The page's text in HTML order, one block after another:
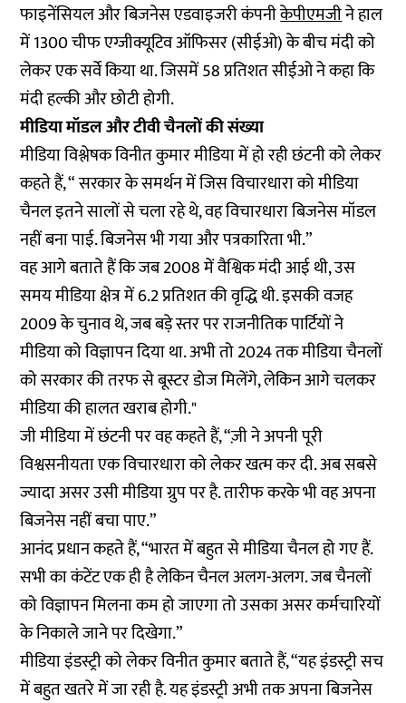
फाइनेंसियल और बिजनेस एडवाइजरी कंपनीकेपीएमजीने हाल
में 1300 चीफ एग्जीक्यूटिव ऑफिसर (सीईओ) के बीच मंदी को
लेकर एक सर्वे किया था. जिसमें 58 प्रतिशत सीईओ ने कहा कि
मंदी हल्की और छोटी होगी.
मीडिया मॉडल और टीवी चैनलों की संख्या
मीडिया विश्लेषक विनीत कुमार मीडिया में हो रही छंटनी को लेकर
कहते हैं, “ सरकार के समर्थन में जिस विचारधारा को मीडिया
चैनल इतने सालों से चला रहे थे, वह विचारधारा बिजनेस मॉडल
नहीं बना पाई. बिजनेस भी गया और पत्रकारिता भी.”
वह आगे बताते हैं कि जब 2008 में वैश्विक मंदी आई थी, उस
समय मीडिया क्षेत्र में 6.2 प्रतिशत की वृद्धि थी. इसकी वजह
2009 के चुनाव थे, जब बड़े स्तर पर राजनीतिक पार्टियों ने
मीडिया को विज्ञापन दिया था. अभी तो 2024 तक मीडिया चैनलों
को सरकार की तरफ से बूस्टर डोज मिलेंगे, लेकिन आगे चलकर
मीडिया की हालत खराब होगी."
जी मीडिया में छंटनी पर वह कहते हैं, “ज़ी ने अपनी पूरी
विश्वसनीयता एक विचारधारा को लेकर खत्म कर दी. अब सबसे
ज्यादा असर उसी मीडिया ग्रुप पर है. तारीफ करके भी वह अपना
बिजनेस नहीं बचा पाए.”
आनंद प्रधान कहते हैं, “भारत में बहुत से मीडिया चैनल हो गए हैं.
सभी का कंटेंट एक ही है लेकिन चैनल अलग-अलग. जब चैनलों
को विज्ञापन मिलना कम हो जाएगा तो उसका असर कर्मचारियों
के निकाले जाने पर दिखेगा.”
मीडिया इंडस्ट्री को लेकर विनीत कुमार बताते हैं, “यह इंडस्ट्री सच
में बहुत खतरे में जा रही है. यह इंडस्ट्री अभी तक अपना बिजनेस